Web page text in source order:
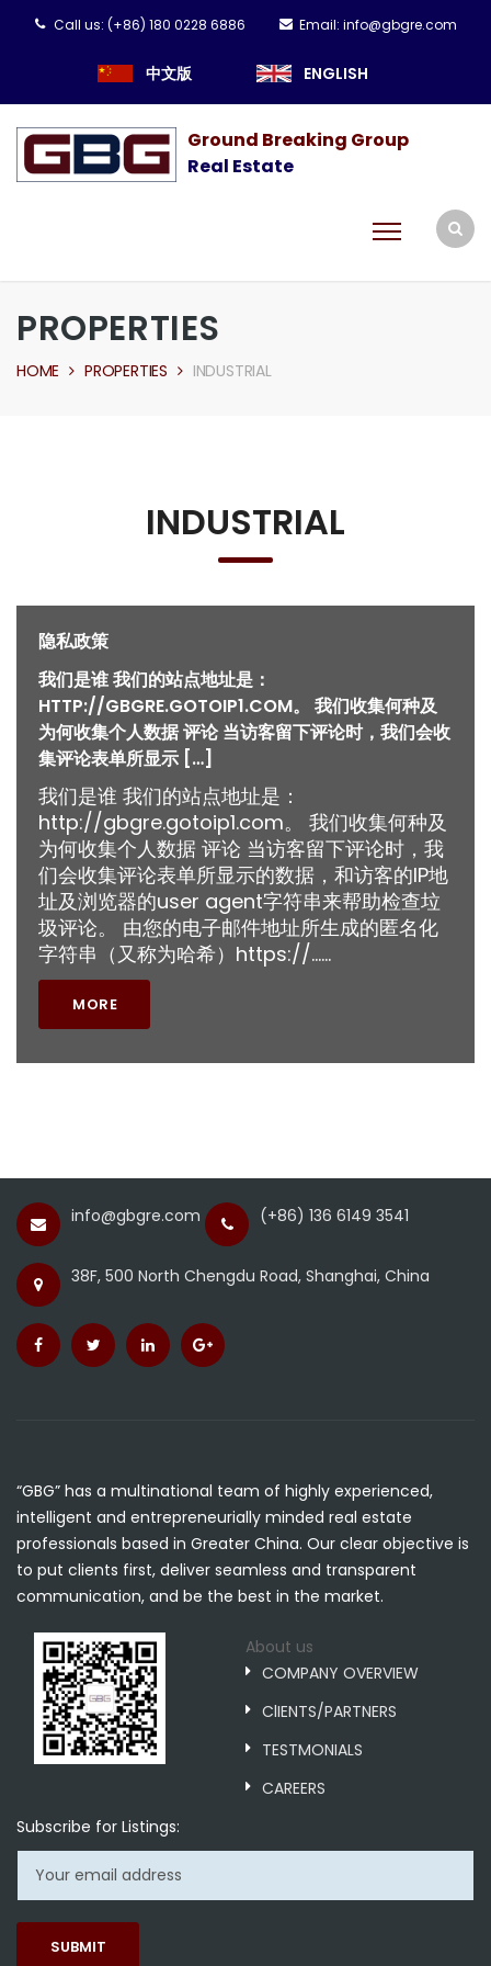
Call us: (+86) 180 0228 6886 Email: info@gbgre.com
中文版 ENGLISH
Ground Breaking Group
Real Estate
PROPERTIES
HOME PROPERTIES INDUSTRIAL
INDUSTRIAL
隐私政策
我们是谁 我们的站点地址是：
HTTP://GBGRE.GOTOIP1.COM。 我们收集何种及
为何收集个人数据 评论 当访客留下评论时，我们会收
集评论表单所显示 […]
我们是谁 我们的站点地址是：
http://gbgre.gotoip1.com。 我们收集何种及
为何收集个人数据 评论 当访客留下评论时，我
们会收集评论表单所显示的数据，和访客的IP地
址及浏览器的user agent字符串来帮助检查垃
圾评论。 由您的电子邮件地址所生成的匿名化
字符串（又称为哈希）https://……
MORE
info@gbgre.com (+86) 136 6149 3541
38F, 500 North Chengdu Road, Shanghai, China
“GBG” has a multinational team of highly experienced,
intelligent and entrepreneurially minded real estate
professionals based in Greater China. Our clear objective is
to put clients first, deliver seamless and transparent
communication, and be the best in the market.
About us
COMPANY OVERVIEW
ClIENTS/PARTNERS
TESTMONIALS
CAREERS
Subscribe for Listings:
SUBMIT